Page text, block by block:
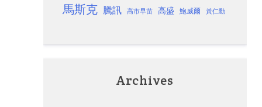
馬斯克 騰訊 高市早苗 高盛 鮑威爾 黃仁勳
Archives